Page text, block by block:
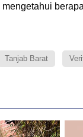
Tanjab Barat